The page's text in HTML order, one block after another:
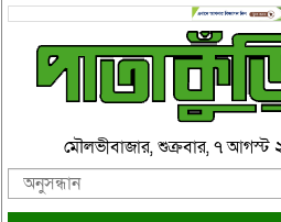
মৌলভীবাজার, শুক্রবার, ৭